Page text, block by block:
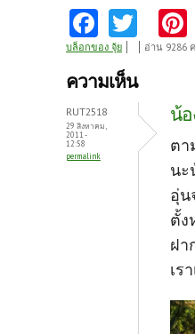
Fa
ce
b
o
o
k
w
itt
er
บล็อกของ จุ้ย อ่าน 9286
ความเห็น
RUT2518
29 สิงหาคม,
2011 -
12:58
permalink
น้อ
ตา
นะ
อุ่น
ตั้ง
ฝา
เร